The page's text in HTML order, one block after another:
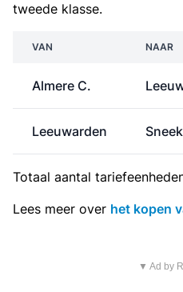
tweede klasse.
VAN NAAR
Almere C.
Leeuwarden Sneek
Totaal aantal
Lees meer over het kopen
▼ Ad by